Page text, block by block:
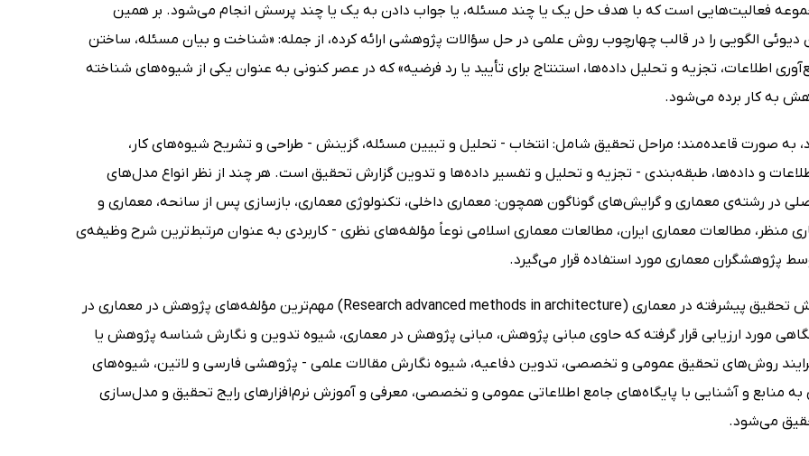
فعالیت‌هایی است که با هدف حل یک یا چند مسئله، یا جواب دادن به یک یا چند پرسش انجام می‌شود. بر همین
الگویی را در قالب چهارچوب روش علمی در حل سؤالات پژوهشی ارائه کرده، از جمله: «شناخت و بیان مسئله، ساختن
اطلاعات، تجزیه و تحلیل داده‌ها، استنتاج برای تأیید یا رد فرضیه» که در عصر کنونی به عنوان یکی از شیوه‌های شناخته
به کار برده می‌شود.
به صورت قاعده‌مند؛ مراحل تحقیق شامل: انتخاب - تحلیل و تبیین مسئله، گزینش - طراحی و تشریح شیوه‌های کار،
و داده‌ها، طبقه‌بندی - تجزیه و تحلیل و تفسیر داده‌ها و تدوین گزارش تحقیق است. هر چند از نظر انواع مدل‌های
در رشته‌ی معماری و گرایش‌های گوناگون همچون: معماری داخلی، تکنولوژی معماری، بازسازی پس از سانحه، معماری و
منظر، مطالعات معماری ایران، مطالعات معماری اسلامی نوعاً مؤلفه‌های نظری - کاربردی به عنوان مرتبط‌ترین شرح وظیفه‌ی
پژوهشگران معماری مورد استفاده قرار می‌گیرد.
در کتاب روش تحقیق پیشرفته در معماری (Research advanced methods in architecture) مهم‌ترین مؤلفه‌های پژوهش در معماری در
مورد ارزیابی قرار گرفته که حاوی مبانی پژوهش، مبانی پژوهش در معماری، شیوه تدوین و نگارش شناسه پژوهش یا
فرایند روش‌های تحقیق عمومی و تخصصی، تدوین دفاعیه، شیوه نگارش مقالات علمی - پژوهشی فارسی و لاتین، شیوه‌های
به منابع و آشنایی با پایگاه‌های جامع اطلاعاتی عمومی و تخصصی، معرفی و آموزش نرم‌افزارهای رایج تحقیق و مدل‌سازی
می‌شود.